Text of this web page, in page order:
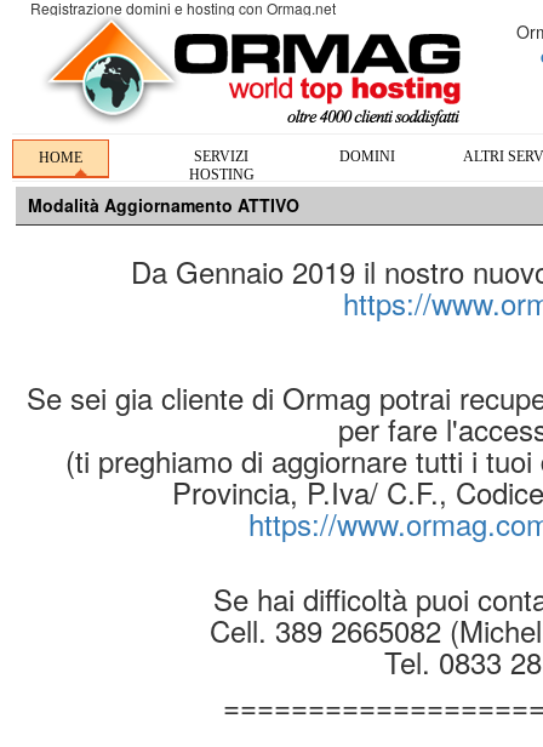
Registrazione domini e hosting con Ormag.net
HOME
SERVIZI
HOSTING
DOMINI ALTRI
Modalità Aggiornamento ATTIVO
Da Gennaio 2019 il nostro
https://
Se sei gia cliente di Ormag potrai
per fare
(ti preghiamo di aggiornare tutti i
Provincia, P.Iva/ C.F.,
https://
Se hai difficoltà puoi
Cell. 389 2665082
Tel. 0833